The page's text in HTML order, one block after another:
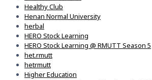
Healthy Club
Henan Normal University
herbal
HERO Stock Learning
HERO Stock Learning @ RMUTT Season 5
het.rmutt
hetrmutt
Higher Education